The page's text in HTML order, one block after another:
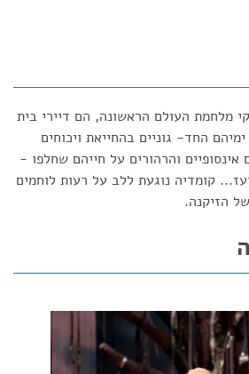
מלחמת העולם הראשונה, הם דיירי בית
החד- גוניים בהחייאת ויכוחים
והרהורים על חייהם שחלפו -
קומדיה נוגעת ללב על רעות לוחמים
של הזיקנה.